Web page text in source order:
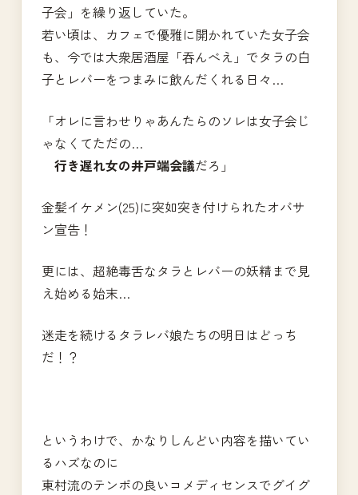
子会」を繰り返していた。
若い頃は、カフェで優雅に開かれていた女子会
も、今では大衆居酒屋「吞んべえ」でタラの白
子とレバーをつまみに飲んだくれる日々…
「オレに言わせりゃあんたらのソレは女子会じ
ゃなくてただの…
行き遅れ女の井戸端会議だろ」
金髪イケメン(25)に突如突き付けられたオバサ
ン宣告！
更には、超絶毒舌なタラとレバーの妖精まで見
え始める始末…
迷走を続けるタラレバ娘たちの明日はどっち
だ！？
というわけで、かなりしんどい内容を描いてい
るハズなのに
東村流のテンポの良いコメディセンスでグイグ